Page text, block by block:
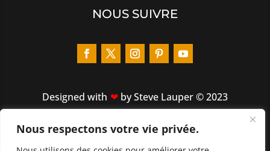
Nous respectons votre vie privée.
NOUS SUIVRE
Designed with by Steve Lauper © 2023
LIENS RAPIDES